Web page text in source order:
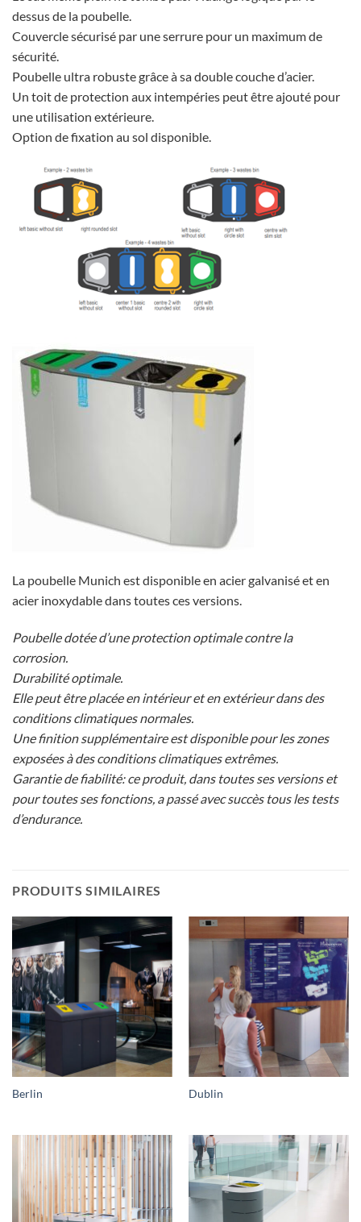
dessus de la poubelle.
Couvercle sécurisé par une serrure pour un maximum de
sécurité.
Poubelle ultra robuste grâce à sa double couche d’acier.
Un toit de protection aux intempéries peut être ajouté pour
une utilisation extérieure.
Option de fixation au sol disponible.
La poubelle Munich est disponible en acier galvanisé et en
acier inoxydable dans toutes ces versions.
Poubelle dotée d’une protection optimale contre la
corrosion.
Durabilité optimale.
Elle peut être placée en intérieur et en extérieur dans des
conditions climatiques normales.
Une finition supplémentaire est disponible pour les zones
exposées à des conditions climatiques extrêmes.
Garantie de fiabilité: ce produit, dans toutes ses versions et
pour toutes ses fonctions, a passé avec succès tous les tests
d’endurance.
PRODUITS SIMILAIRES
Berlin Dublin